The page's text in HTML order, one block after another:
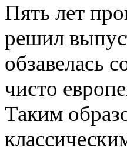
Пять лет
решил
обзавелась
чисто
Таким